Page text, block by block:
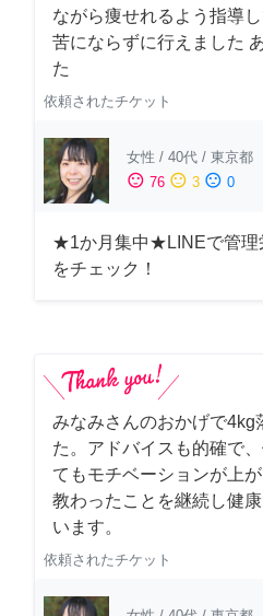
ながら痩せれるよう指導
苦にならずに行えました
た
依頼されたチケット
女性 / 40代 / 東京都
sentiment_satisfied 76 sentiment_neutral 3 sentiment_dissatisfied 0
★1か月集中★LINEで管理
をチェック！
みなみさんのおかげで4kg
た。アドバイスも的確で
てもモチベーションが上
教わったことを継続し健
います。
依頼されたチケット